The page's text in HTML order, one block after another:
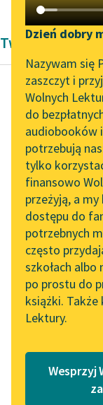
Katalog DAISY
Podkasty o
Aktualności
Zapraszamy na
online z
literatury
Spotkanie z
Tunkiel w Oslo
Wolne Lektury na
Pol’and’Rock
„Kochanek Lady
Chatterley” do
na Wolnych
Nowy audiobook –
„Marzenie o
Dzień dobry
Nazywam się
zaszczyt i
Wolnych
do
audiobooków
potrzebują
tylko
finansowo
przeżyją, a
dostępu do
potrzebnych
często
szkołach albo
po prostu do
książki. Także
Lektury.
Wesprzyj
Twórczość